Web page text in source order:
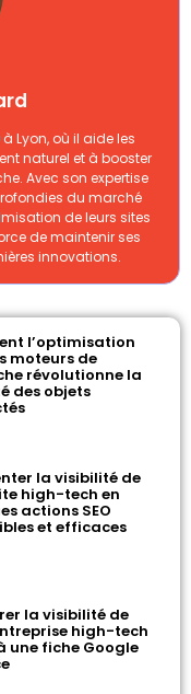
Lyon, où il aide les
naturel et à booster
Avec son expertise
du marché
de leurs sites
de maintenir ses
innovations.
l’optimisation
moteurs de
révolutionne la
des objets
la visibilité de
high-tech en
actions SEO
et efficaces
la visibilité de
high-tech
une fiche Google